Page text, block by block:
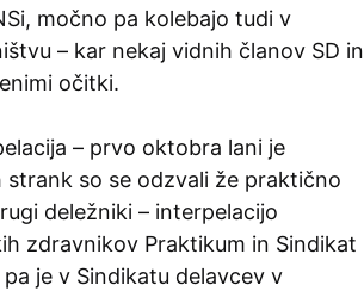
močno pa kolebajo tudi v
– kar nekaj vidnih članov SD in
očitki.
– prvo oktobra lani je
so se odzvali že praktično
deležniki – interpelacijo
zdravnikov Praktikum in Sindikat
je v Sindikatu delavcev v